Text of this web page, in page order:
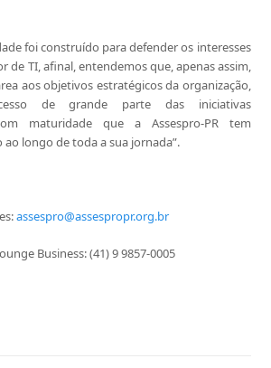
foi construído para defender os interesses
de TI, afinal, entendemos que, apenas assim,
aos objetivos estratégicos da organização,
de grande parte das iniciativas
maturidade que a Assespro-PR tem
longo de toda a sua jornada”.
assespro@assespropr.org.br
Business: (41) 9 9857-0005